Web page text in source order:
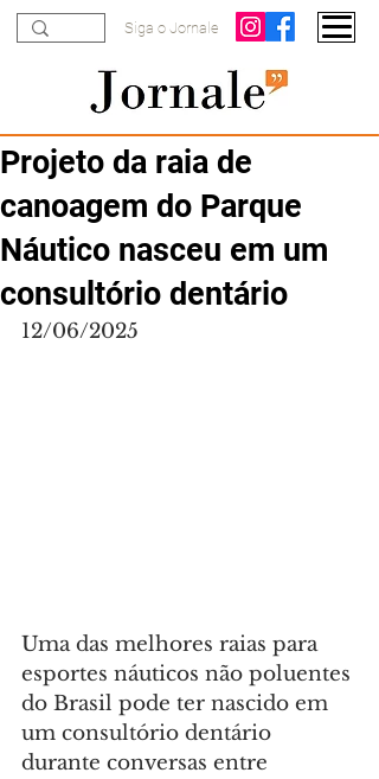
Siga o Jornale
Projeto da raia de
canoagem do Parque
Náutico nasceu em um
consultório dentário
12/06/2025
Uma das melhores raias para
esportes náuticos não poluentes
do Brasil pode ter nascido em
um consultório dentário
durante conversas entre